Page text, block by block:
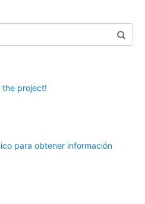
the project!
para obtener información